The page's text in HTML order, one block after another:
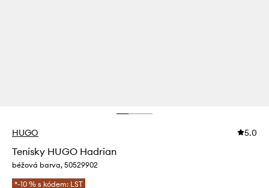
HUGO 5.0
Tenisky HUGO Hadrian
béžová barva, 50529902
*-10 % s kódem: LST